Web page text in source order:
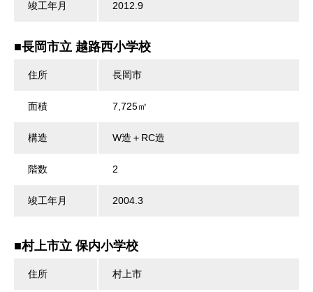
竣工年月 2012.9
■長岡市立 越路西小学校
住所 長岡市
面積 7,725㎡
構造 W造＋RC造
階数 2
竣工年月 2004.3
■村上市立 保内小学校
住所 村上市